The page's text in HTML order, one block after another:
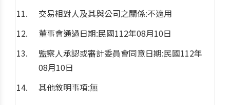
交易相對人及其與公司之關係:不適用
董事會通過日期:民國112年08月10日
監察人承認或審計委員會同意日期:民國112年
08月10日
其他敘明事項:無